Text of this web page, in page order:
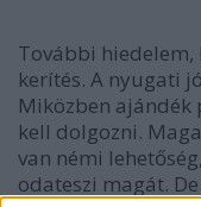
További hiedelem,
kerítés. A nyugati
Miközben ajándék
kell dolgozni.
van némi
odateszi magát.